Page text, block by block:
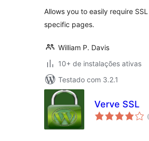
Allows you to easily require
specific pages.
William P. Davis
10+ de instalações ativas
Testado com 3.2.1
Verve SSL